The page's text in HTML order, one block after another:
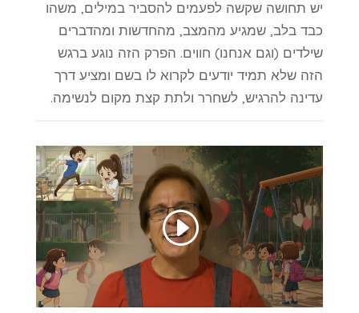
יש תחושה שקשה לפעמים להסביר במילים, משהו
כבד בלב, שמגיע מהמצב, מהחדשות ומהדברים
שילדים (וגם אנחנו) חווים. הפרק הזה נוגע ברגש
הזה שלא תמיד יודעים לקרוא לו בשם ומציע דרך
עדינה להרגיש, לשחרר ולתת קצת מקום לנשימה.